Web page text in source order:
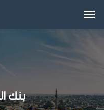
بنك